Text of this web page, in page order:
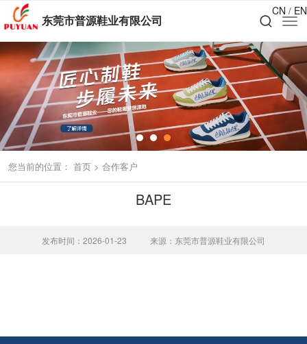
东莞市普源鞋业有限公司
CN / EN
您当前的位置： 首页 > 合作客户
BAPE
发布时间：2026-01-23 来源：东莞市普源鞋业有限公司